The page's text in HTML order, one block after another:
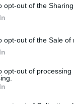
opt-out of the
opt-out of the Sale of
opt-out of